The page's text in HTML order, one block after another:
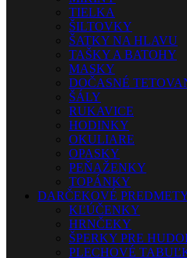
TIELKA
ŠILTOVKY
ŠATKY NA HLAVU
TAŠKY A BATOHY
MASKY
DOČASNÉ
ŠÁLY
RUKAVICE
HODINKY
OKULIARE
OPASKY
PEŇAŽENKY
TOPÁNKY
DARČEKOVÉ
KĽÚČENKY
HRNČEKY
ŠPERKY PRE
PLECHOVÉ